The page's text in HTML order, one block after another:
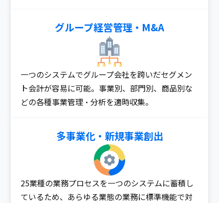
グループ経営管理・M&A​
一つのシステムでグループ会社を跨いだセグメン
ト会計が容易に可能。事業別、部門別、商品別な
どの各種事業管理・分析を適時収集。
多事業化・新規事業創出​
25業種の業務プロセスを一つのシステムに蓄積し
ているため、あらゆる業態の業務に標準機能で対